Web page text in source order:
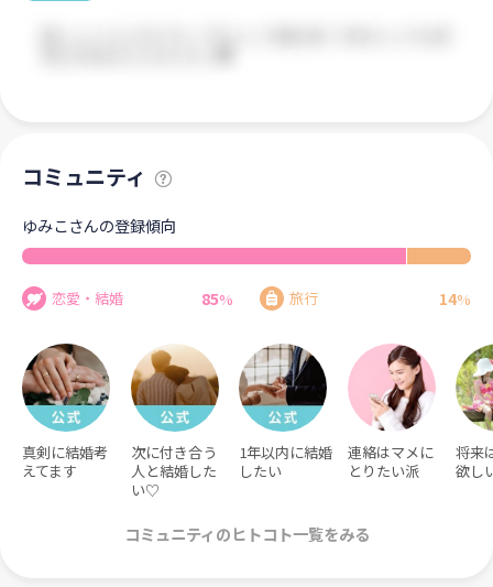
コミュニティ
ゆみこさんの登録傾向
恋愛・結婚 85% 旅行 14%
真剣に結婚考
えてます
次に付き合う
人と結婚した
い♡
1年以内に結婚
したい
連絡はマメに
とりたい派
将来
欲し
コミュニティのヒトコト一覧をみる